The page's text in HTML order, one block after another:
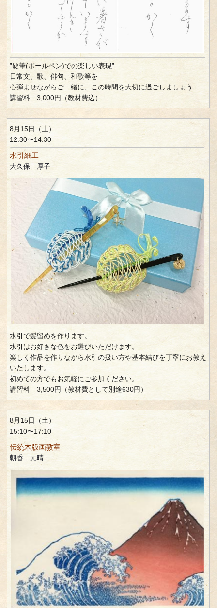
”硬筆(ボールペン)での楽しい表現”
日常文、歌、俳句、和歌等を
心弾ませながらご一緒に、この時間を大切に過ごしましょう
講習料 3,000円（教材費込）
8月15日（土）
12:30〜14:30
水引細工
大久保 厚子
水引で髪留めを作ります。
水引はお好きな色をお選びいただけます。
楽しく作品を作りながら水引の扱い方や基本結びを丁寧にお教え
いたします。
初めての方でもお気軽にご参加ください。
講習料 3,500円（教材費として別途630円）
8月15日（土）
15:10〜17:10
伝統木版画教室
朝香 元晴